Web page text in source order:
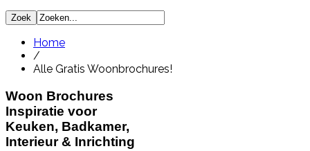
Home
/
Alle Gratis Woonbrochures!
Woon Brochures
Inspiratie voor
Keuken, Badkamer,
Interieur & Inrichting